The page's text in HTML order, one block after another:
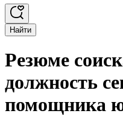
Найти
Резюме
должность
помощника